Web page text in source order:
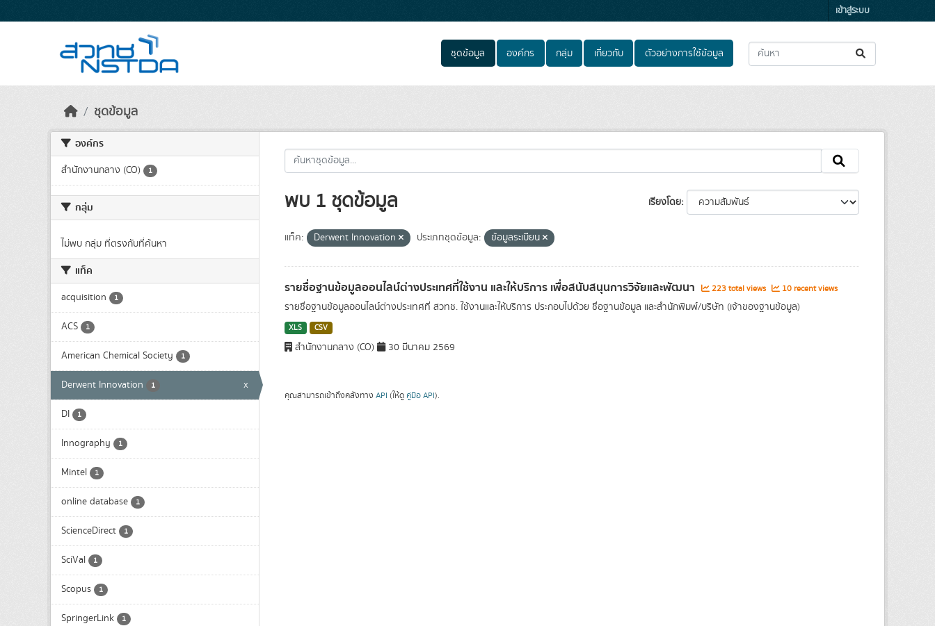
เข้าสู่ระบบ
ชุดข้อมูล องค์กร กลุ่ม เกี่ยวกับ ตัวอย่างการใช้ข้อมูล
ชุดข้อมูล
องค์กร
สำนักงานกลาง (CO) 1
กลุ่ม
ไม่พบ กลุ่ม ที่ตรงกับที่ค้นหา
แท็ค
acquisition 1
ACS 1
American Chemical Society 1
Derwent Innovation 1 x
DI 1
Innography 1
Mintel 1
online database 1
ScienceDirect 1
SciVal 1
Scopus 1
SpringerLink 1
เรียงโดย
พบ 1 ชุดข้อมูล
แท็ค: Derwent Innovation ประเภทชุดข้อมูล: ข้อมูลระเบียน
รายชื่อฐานข้อมูลออนไลน์ต่างประเทศที่ใช้งาน และให้บริการ เพื่อสนับสนุนการวิจัยและพัฒนา 223 total views 10 recent views
รายชื่อฐานข้อมูลออนไลน์ต่างประเทศที่ สวทช. ใช้งานและให้บริการ ประกอบไปด้วย ชื่อฐานข้อมูล และสำนักพิมพ์/บริษัท (เจ้าของฐานข้อมูล)
XLS CSV
สำนักงานกลาง (CO) 30 มีนาคม 2569
คุณสามารถเข้าถึงคลังทาง API (ให้ดู คู่มือ API).